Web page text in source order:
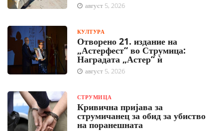
август 5, 2026
КУЛТУРА
Отворено 21. издание на
„Астерфест“ во Струмица:
Наградата „Астер“ ѝ
август 5, 2026
СТРУМИЦА
Кривична пријава за
струмичанец за обид за убиство
на поранешната